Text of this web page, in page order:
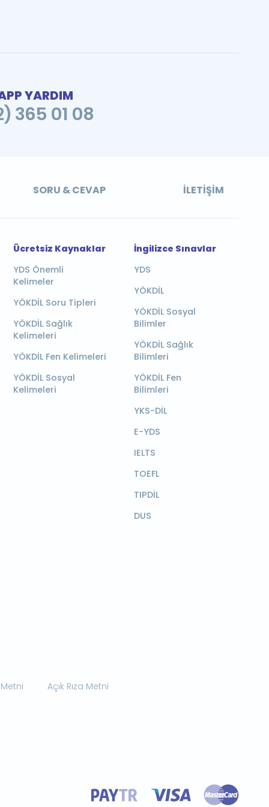
YARDIM
365 01 08
SORU & CEVAP İLETIŞIM
Ücretsiz Kaynaklar
YDS Önemli
Kelimeler
YÖKDİL Soru Tipleri
YÖKDİL Sağlık
Kelimeleri
YÖKDİL Fen Kelimeleri
YÖKDİL Sosyal
Kelimeleri
İngilizce Sınavlar
YDS
YÖKDİL
YÖKDİL Sosyal
Bilimler
YÖKDİL Sağlık
Bilimleri
YÖKDİL Fen
Bilimleri
YKS-DİL
E-YDS
IELTS
TOEFL
TIPDİL
DUS
Açık Rıza Metni